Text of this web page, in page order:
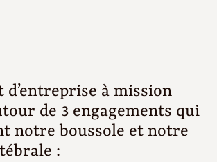
à mission
de 3 engagements qui
notre boussole et notre
: